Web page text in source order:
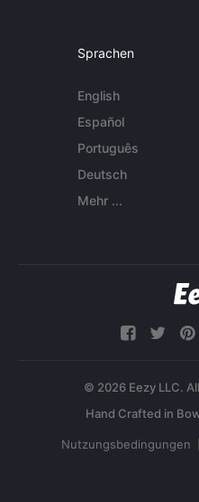
Sprachen
English
Español
Português
Deutsch
Mehr ...
© 2026 Eezy LLC.
Nutzungsbedingungen